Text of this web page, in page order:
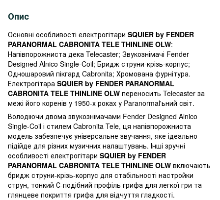
Опис
Основні особливості електрогітари SQUIER by FENDER
PARANORMAL CABRONITA TELE THINLINE OLW:
Напівпорожниста дека Telecaster; Звукознімачі Fender
Designed Alnico Single-Coil; Бридж струни-крізь-корпус;
Одношаровий пікгард Cabronita; Хромована фурнітура.
Електрогітара SQUIER by FENDER PARANORMAL
CABRONITA TELE THINLINE OLW переносить Telecaster за
межі його коренів у 1950-х роках у Paranormal'ьний світ.
Володіючи двома звукознімачами Fender Designed Alnico
Single-Coil і стилем Cabronita Tele, ця напівпорожниста
модель забезпечує універсальне звучання, яке ідеально
підійде для різних музичних налаштувань. Інші зручні
особливості електрогітари SQUIER by FENDER
PARANORMAL CABRONITA TELE THINLINE OLW включають
бридж струни-крізь-корпус для стабільності настройки
струн, тонкий С-подібний профіль грифа для легкої гри та
глянцеве покриття грифа для відчуття гладкості.